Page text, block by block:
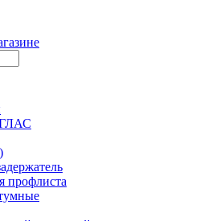
профлиста